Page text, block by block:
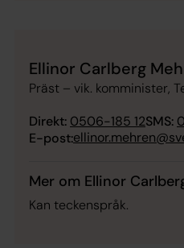
Ellinor Carlberg
Präst – vik. komminister,
Direkt: 0506-185 12SMS:
E-post:
Mer om Ellinor
Kan teckenspråk.